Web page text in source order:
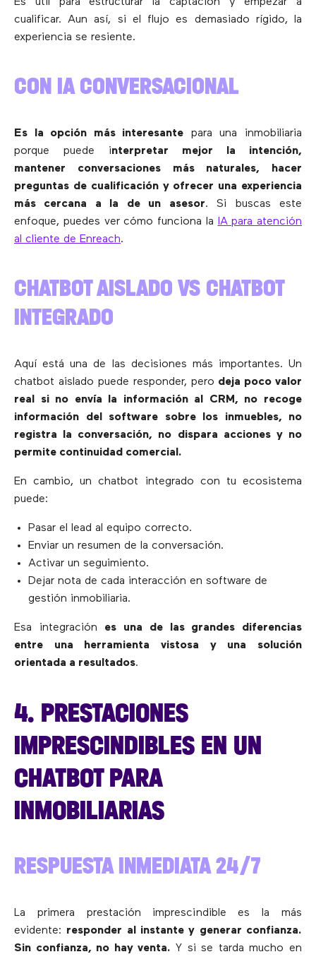
Es útil para estructurar la captación y empezar a
cualificar. Aun así, si el flujo es demasiado rígido, la
experiencia se resiente.
CON IA CONVERSACIONAL
Es la opción más interesante para una inmobiliaria
porque puede interpretar mejor la intención,
mantener conversaciones más naturales, hacer
preguntas de cualificación y ofrecer una experiencia
más cercana a la de un asesor. Si buscas este
enfoque, puedes ver cómo funciona la IA para atención
al cliente de Enreach.
CHATBOT AISLADO VS CHATBOT
INTEGRADO
Aquí está una de las decisiones más importantes. Un
chatbot aislado puede responder, pero deja poco valor
real si no envía la información al CRM, no recoge
información del software sobre los inmuebles, no
registra la conversación, no dispara acciones y no
permite continuidad comercial.
En cambio, un chatbot integrado con tu ecosistema
puede:
Pasar el lead al equipo correcto.
Enviar un resumen de la conversación.
Activar un seguimiento.
Dejar nota de cada interacción en software de
gestión inmobiliaria.
Esa integración es una de las grandes diferencias
entre una herramienta vistosa y una solución
orientada a resultados.
4. PRESTACIONES
IMPRESCINDIBLES EN UN
CHATBOT PARA
INMOBILIARIAS
RESPUESTA INMEDIATA 24/7
La primera prestación imprescindible es la más
evidente: responder al instante y generar confianza.
Sin confianza, no hay venta. Y si se tarda mucho en